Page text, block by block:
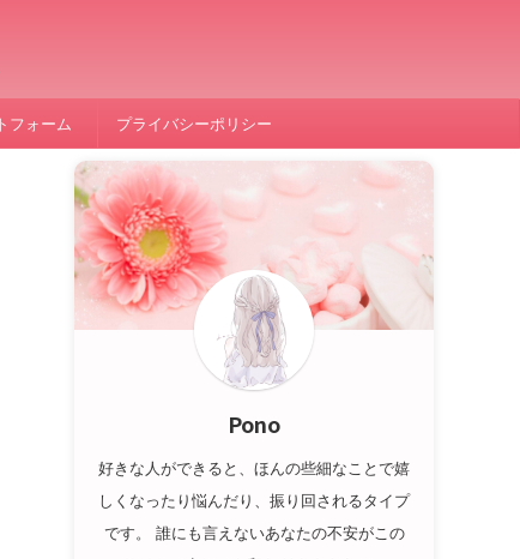
フォーム プライバシーポリシー
Pono
好きな人ができると、ほんの些細なことで嬉
しくなったり悩んだり、振り回されるタイプ
です。 誰にも言えないあなたの不安がこの